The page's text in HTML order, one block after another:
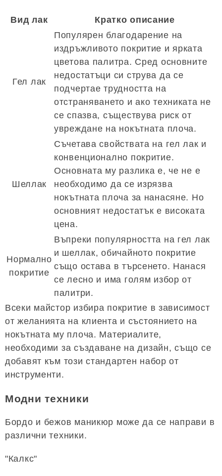
Вид лак Кратко описание
Гел лак
Популярен благодарение на
издръжливото покритие и ярката
цветова палитра. Сред основните
недостатъци си струва да се
подчертае трудността на
отстраняването и ако техниката не
се спазва, съществува риск от
увреждане на нокътната плоча.
Шеллак
Съчетава свойствата на гел лак и
конвенционално покритие.
Основната му разлика е, че не е
необходимо да се изрязва
нокътната плоча за нанасяне. Но
основният недостатък е високата
цена.
Нормално
покритие
Въпреки популярността на гел лак
и шеллак, обичайното покритие
също остава в търсенето. Нанася
се лесно и има голям избор от
палитри.
Всеки майстор избира покритие в зависимост
от желанията на клиента и състоянието на
нокътната му плоча. Материалите,
необходими за създаване на дизайн, също се
добавят към този стандартен набор от
инструменти.
Модни техники
Бордо и бежов маникюр може да се направи в
различни техники.
"Калкс"